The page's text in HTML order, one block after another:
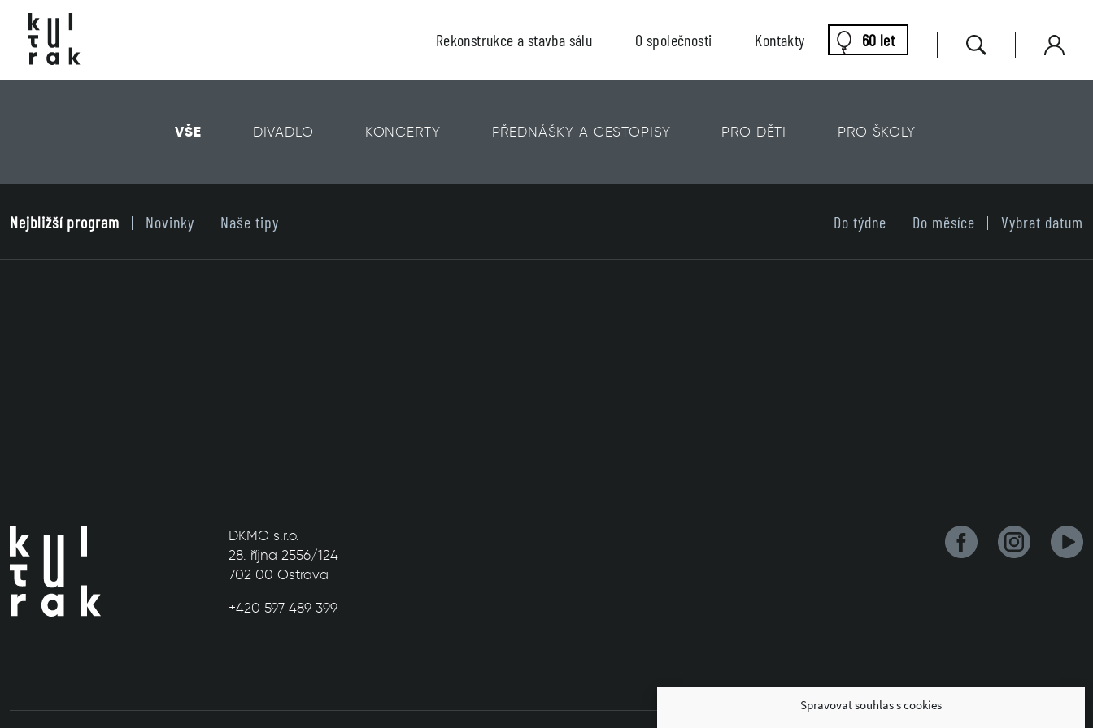
Spravovat souhlas s cookies
Rekonstrukce a stavba sálu O společnosti Kontakty 60 let
VŠE DIVADLO KONCERTY PŘEDNÁŠKY A CESTOPISY PRO DĚTI PRO ŠKOLY
Nejbližší program Novinky Naše tipy Do týdne Do měsíce Vybrat datum
DKMO s.r.o.
28. října 2556/124
702 00 Ostrava
+420 597 489 399